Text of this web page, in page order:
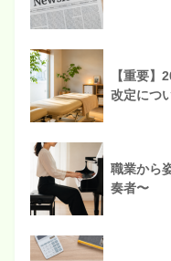
【重要
改定につ
職業から
奏者〜